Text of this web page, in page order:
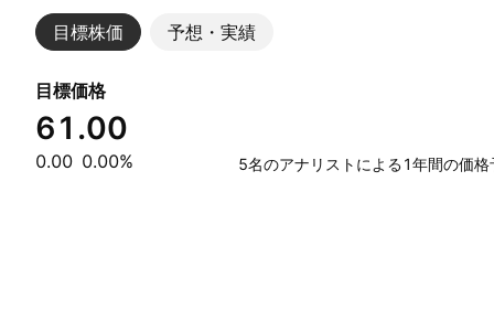
目標株価 予想・実績
目標価格
61.00
0.00 0.00% 5名のアナリストによる1年間の価